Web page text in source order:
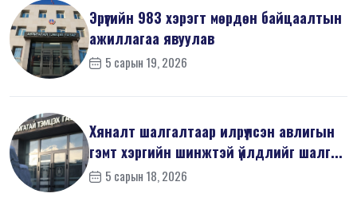
Эрүүгийн 983 хэрэгт мөрдөн байцаалтын
ажиллагаа явуулав
5 сарын 19, 2026
Хяналт шалгалтаар илрүүлсэн авлигын
гэмт хэргийн шинжтэй үйлдлийг шалг...
5 сарын 18, 2026